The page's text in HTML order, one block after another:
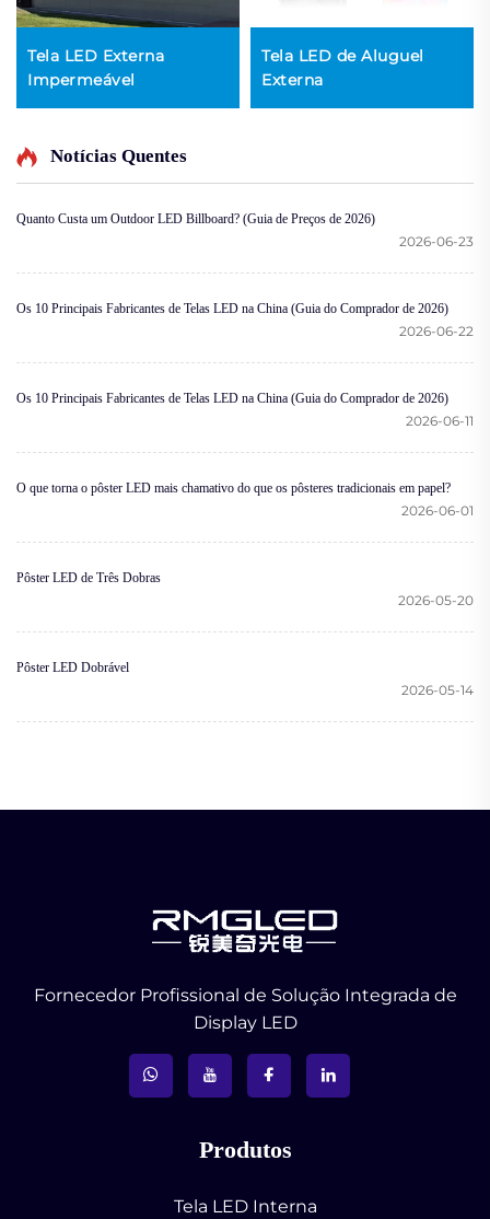
Tela LED Externa
Impermeável
Tela LED de Aluguel
Externa
Notícias Quentes
Quanto Custa um Outdoor LED Billboard? (Guia de Preços de 2026)
2026-06-23
Os 10 Principais Fabricantes de Telas LED na China (Guia do Comprador de 2026)
2026-06-22
Os 10 Principais Fabricantes de Telas LED na China (Guia do Comprador de 2026)
2026-06-11
O que torna o pôster LED mais chamativo do que os pôsteres tradicionais em papel?
2026-06-01
Pôster LED de Três Dobras
2026-05-20
Pôster LED Dobrável
2026-05-14
Fornecedor Profissional de Solução Integrada de
Display LED
Produtos
Tela LED Interna